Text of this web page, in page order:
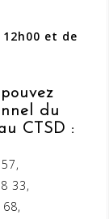
et de
du
CTSD :
33,